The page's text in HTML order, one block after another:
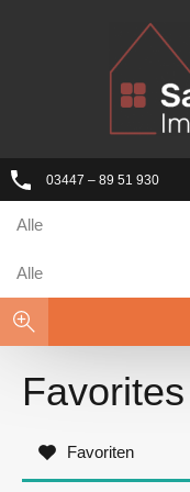
03447 – 89 51 930
Alle
Alle
Favorites
Favoriten